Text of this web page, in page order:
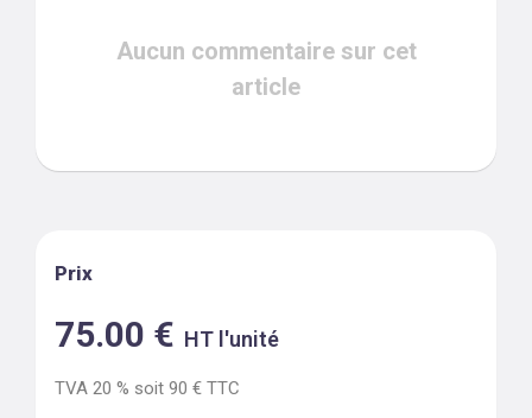
Aucun commentaire sur cet
article
Prix
75.00 € HT l'unité
TVA 20 % soit 90 € TTC